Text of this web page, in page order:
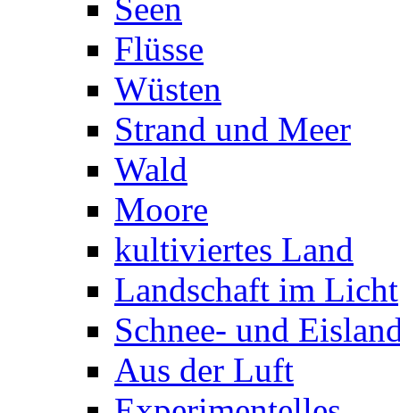
Seen
Flüsse
Wüsten
Strand und Meer
Wald
Moore
kultiviertes Land
Landschaft im Licht
Schnee- und
Aus der Luft